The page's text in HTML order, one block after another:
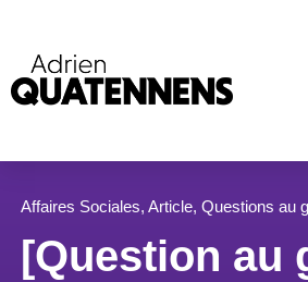
Affaires Sociales, Article, Questions au
[Question au